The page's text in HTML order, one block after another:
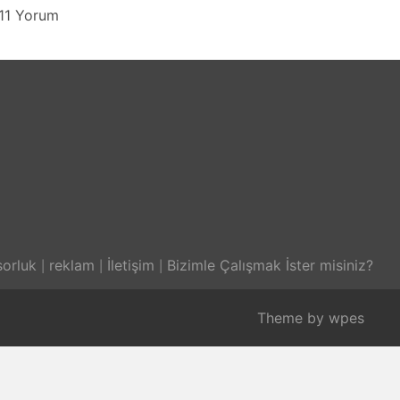
11 Yorum
reklam İletişim Bizimle Çalışmak İster misiniz?
Theme by wpes